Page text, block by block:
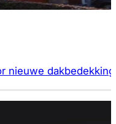
nieuwe